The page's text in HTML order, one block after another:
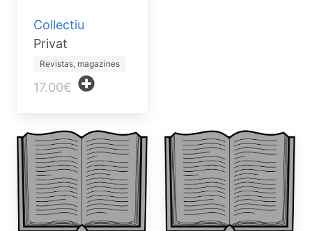
Collectiu
Privat
Revistas, magazines
17.00€